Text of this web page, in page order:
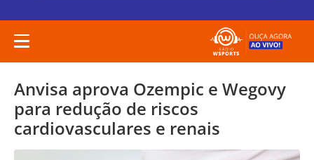
Anvisa aprova Ozempic e Wegovy
para redução de riscos
cardiovasculares e renais